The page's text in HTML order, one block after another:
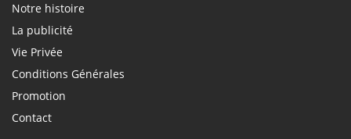
Notre histoire
La publicité
Vie Privée
Conditions Générales
Promotion
Contact